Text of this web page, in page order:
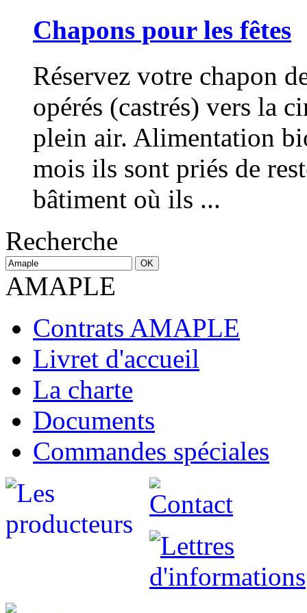
Chapons pour les fêtes
Réservez votre chapon
opérés (castrés) vers la
plein air. Alimentation
mois ils sont priés de
bâtiment où ils ...
Recherche
AMAPLE
Contrats AMAPLE
Livret d'accueil
La charte
Documents
Commandes spéciales